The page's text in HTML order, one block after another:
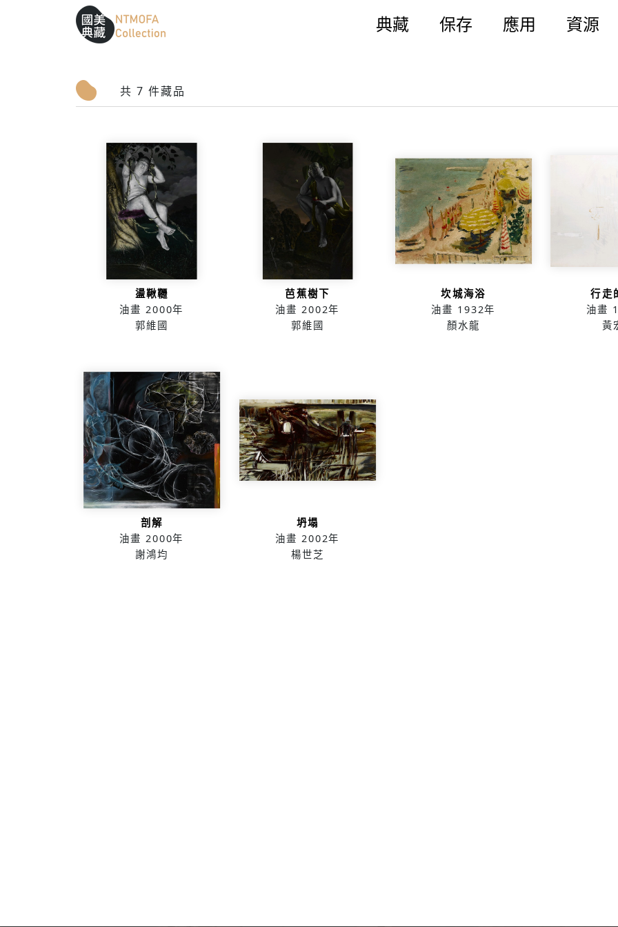
跳到中間主要內容區
網站導覽
::: 典藏 保存 應用 資源
共 7 件藏品
盪鞦韆
油畫 2000年
郭維國
芭蕉樹下
油畫 2002年
郭維國
坎城海浴
油畫 1932年
顏水龍
行走
油畫
黃
剖解
油畫 2000年
謝鴻均
坍塌
油畫 2002年
楊世芝